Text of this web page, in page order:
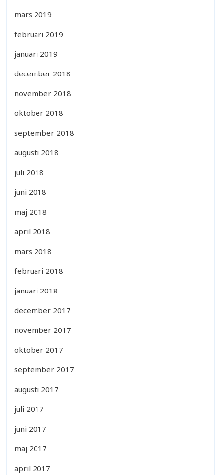
mars 2019
februari 2019
januari 2019
december 2018
november 2018
oktober 2018
september 2018
augusti 2018
juli 2018
juni 2018
maj 2018
april 2018
mars 2018
februari 2018
januari 2018
december 2017
november 2017
oktober 2017
september 2017
augusti 2017
juli 2017
juni 2017
maj 2017
april 2017